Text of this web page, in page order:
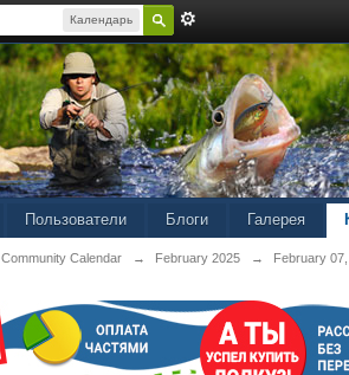
Календарь
Пользователи Блоги Галерея
Community Calendar → February 2025 → February